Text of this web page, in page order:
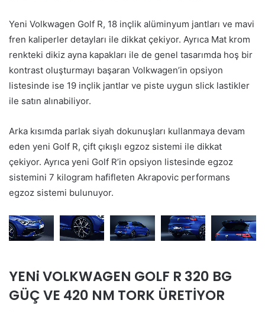
Yeni Volkwagen Golf R, 18 inçlik alüminyum jantları ve mavi
fren kaliperler detayları ile dikkat çekiyor. Ayrıca Mat krom
renkteki dikiz ayna kapakları ile de genel tasarımda hoş bir
kontrast oluşturmayı başaran Volkwagen’in opsiyon
listesinde ise 19 inçlik jantlar ve piste uygun slick lastikler
ile satın alınabiliyor.
Arka kısımda parlak siyah dokunuşları kullanmaya devam
eden yeni Golf R, çift çıkışlı egzoz sistemi ile dikkat
çekiyor. Ayrıca yeni Golf R’in opsiyon listesinde egzoz
sistemini 7 kilogram hafifleten Akrapovic performans
egzoz sistemi bulunuyor.
YENi VOLKWAGEN GOLF R 320 BG
GÜÇ VE 420 NM TORK ÜRETİYOR